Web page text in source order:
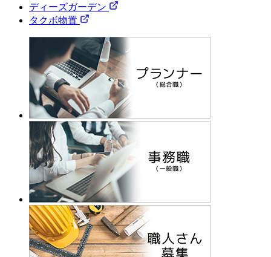
ディーズガーデン
タクボ物置